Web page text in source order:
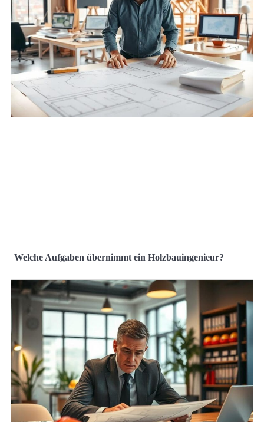
Welche Aufgaben übernimmt ein Holzbauingenieur?